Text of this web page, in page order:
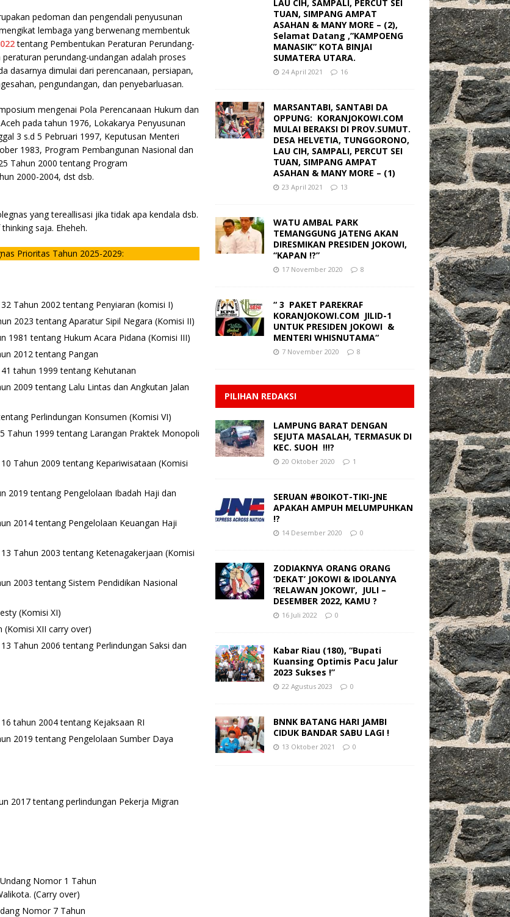
n
g
e
r
pedoman dan pengendali penyusunan
lembaga yang berwenang membentuk
tentang Pembentukan Peraturan Perundang-
perundang-undangan adalah proses
dasarnya dimulai dari perencanaan, persiapan,
pengundangan, dan penyebarluasan.
mengenai Pola Perencanaan Hukum dan
pada tahun 1976, Lokakarya Penyusunan
3 s.d 5 Pebruari 1997, Keputusan Menteri
1983, Program Pembangunan Nasional dan
Tahun 2000 tentang Program
2000-2004, dst dsb.
yang tereallisasi jika tidak apa kendala dsb.
saja. Eheheh.
Prioritas Tahun 2025-2029:
Tahun 2002 tentang Penyiaran (komisi I)
2023 tentang Aparatur Sipil Negara (Komisi II)
1981 tentang Hukum Acara Pidana (Komisi III)
2012 tentang Pangan
tahun 1999 tentang Kehutanan
2009 tentang Lalu Lintas dan Angkutan Jalan
Perlindungan Konsumen (Komisi VI)
Tahun 1999 tentang Larangan Praktek Monopoli
Tahun 2009 tentang Kepariwisataan (Komisi
2019 tentang Pengelolaan Ibadah Haji dan
2014 tentang Pengelolaan Keuangan Haji
Tahun 2003 tentang Ketenagakerjaan (Komisi
2003 tentang Sistem Pendidikan Nasional
(Komisi XI)
(Komisi XII carry over)
Tahun 2006 tentang Perlindungan Saksi dan
tahun 2004 tentang Kejaksaan RI
2019 tentang Pengelolaan Sumber Daya
2017 tentang perlindungan Pekerja Migran
Nomor 1 Tahun
(Carry over)
Nomor 7 Tahun
LAU CIH, SAMPALI, PERCUT SEI
TUAN, SIMPANG AMPAT
ASAHAN & MANY MORE – (2),
Selamat Datang ,”KAMPOENG
MANASIK” KOTA BINJAI
SUMATERA UTARA.
24 April 2021 16
MARSANTABI, SANTABI DA
OPPUNG: KORANJOKOWI.COM
MULAI BERAKSI DI PROV.SUMUT.
DESA HELVETIA, TUNGGORONO,
LAU CIH, SAMPALI, PERCUT SEI
TUAN, SIMPANG AMPAT
ASAHAN & MANY MORE – (1)
23 April 2021 13
WATU AMBAL PARK
TEMANGGUNG JATENG AKAN
DIRESMIKAN PRESIDEN JOKOWI,
“KAPAN !?”
17 November 2020 8
“ 3 PAKET PAREKRAF
KORANJOKOWI.COM JILID-1
UNTUK PRESIDEN JOKOWI &
MENTERI WHISNUTAMA“
7 November 2020 8
PILIHAN REDAKSI
LAMPUNG BARAT DENGAN
SEJUTA MASALAH, TERMASUK DI
KEC. SUOH !!!?
20 Oktober 2020 1
SERUAN #BOIKOT-TIKI-JNE
APAKAH AMPUH MELUMPUHKAN
!?
14 Desember 2020 0
ZODIAKNYA ORANG ORANG
‘DEKAT’ JOKOWI & IDOLANYA
‘RELAWAN JOKOWI’, JULI –
DESEMBER 2022, KAMU ?
16 Juli 2022 0
Kabar Riau (180), “Bupati
Kuansing Optimis Pacu Jalur
2023 Sukses !”
22 Agustus 2023 0
BNNK BATANG HARI JAMBI
CIDUK BANDAR SABU LAGI !
13 Oktober 2021 0